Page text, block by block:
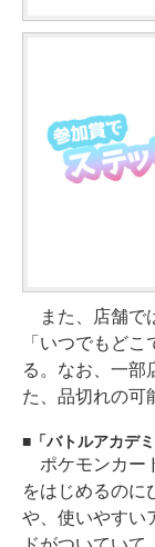
また、店舗で
「いつでもど
る。なお、一部
た、品切れの可
「バトルアカデミ
ポケモンカー
をはじめるのに
や、使いやすい